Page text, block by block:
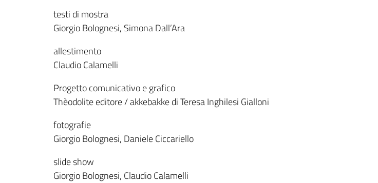
testi di mostra
Giorgio Bolognesi, Simona Dall’Ara
allestimento
Claudio Calamelli
Progetto comunicativo e grafico
Thèodolite editore / akkebakke di Teresa Inghilesi Gialloni
fotografie
Giorgio Bolognesi, Daniele Ciccariello
slide show
Giorgio Bolognesi, Claudio Calamelli